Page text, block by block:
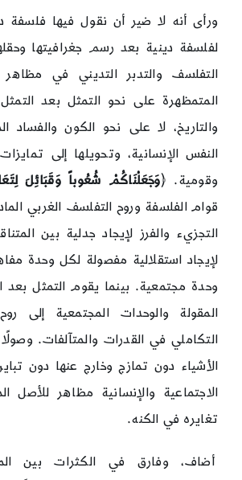
ورأى أنه لا ضير أن نقول فيها فلسفة
لفلسفة دينية بعد رسم جغرافيتها
التفلسف والتدبر التديني في مظاهر
المتمظهرة على نحو التمثل بعد
والتاريخ، لا على نحو الكون
النفس الإنسانية، وتحويلها إلى
وقومية. ﴿وَجَعَلْنَاكُمْ شُعُوباً وَقَبَائِلَ
قوام الفلسفة وروح التفلسف الغربي
التجزيء والفرز لإيجاد جدلية بين
لإيجاد استقلالية مفصولة لكل وحدة
وحدة مجتمعية. بينما يقوم التمثل بعد
المقولة والوحدات المجتمعية إلى
التكاملي في القدرات والمتآلفات.
الأشياء دون تمازج وخارج عنها دون
الاجتماعية والإنسانية مظاهر للأصل
تغايره في الكنه.
أضاف، وفارق في الكثرات بين